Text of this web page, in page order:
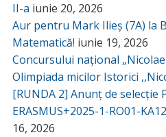
II-a iunie 20, 2026
Aur pentru Mark Ilieș (7A) la
Matematică! iunie 19, 2026
Concursului național
Olimpiada micilor Istorici
[RUNDA 2] Anunț de selecție
ERASMUS+2025-1-RO01-
16, 2026